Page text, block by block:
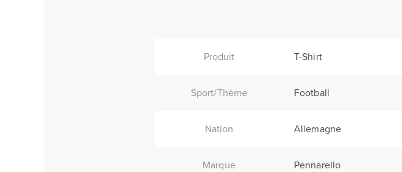
Produit T-Shirt
Sport/Thème Football
Nation Allemagne
Marque Pennarello